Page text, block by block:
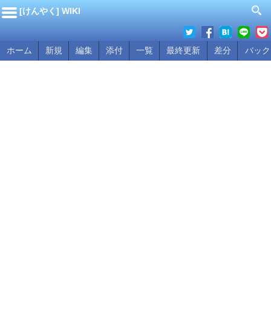
[けんやく] WIKI
ホーム 新規 編集 添付 一覧 最終更新 差分 バッ